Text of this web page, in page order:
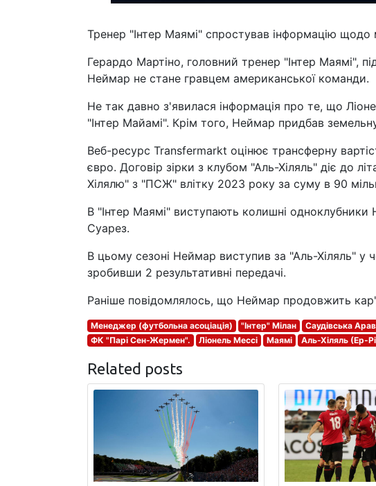
Тренер "Інтер Маямі" спростував інформацію
Герардо Мартіно, головний тренер "Інтер Маямі",
Неймар не стане гравцем американської команди.
Не так давно з'явилася інформація про те, що
"Інтер Майамі". Крім того, Неймар придбав
Веб-ресурс Transfermarkt оцінює трансферну
євро. Договір зірки з клубом "Аль-Хіляль" діє до
Хілялю" з "ПСЖ" влітку 2023 року за суму в 90
В "Інтер Маямі" виступають колишні одноклубники
Суарез.
В цьому сезоні Неймар виступив за "Аль-Хіляль" у
зробивши 2 результативні передачі.
Раніше повідомлялось, що Неймар продовжить
Менеджер (футбольна асоціація) "Інтер" Мілан Саудівська
ФК "Парі Сен-Жермен".
Ліонель Мессі Маямі Аль-Хіляль (Ер-
Related posts